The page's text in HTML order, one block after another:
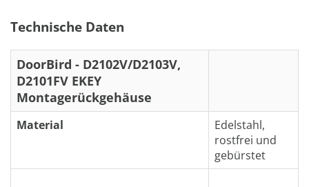
Technische Daten
DoorBird - D2102V/D2103V,
D2101FV EKEY
Montagerückgehäuse
Material
Edelstahl,
rostfrei und
gebürstet